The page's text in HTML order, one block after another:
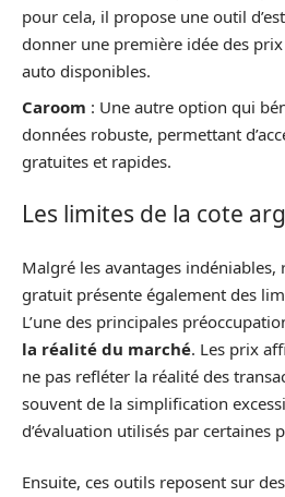
pour cela, il propose une outil
donner une première idée des
auto disponibles.
Caroom : Une autre option qui
données robuste, permettant
gratuites et rapides.
Les limites de la cote
Malgré les avantages indéniables,
gratuit présente également des
L’une des principales
la réalité du marché. Les prix
ne pas refléter la réalité des
souvent de la simplification
d’évaluation utilisés par certaines
Ensuite, ces outils reposent sur des